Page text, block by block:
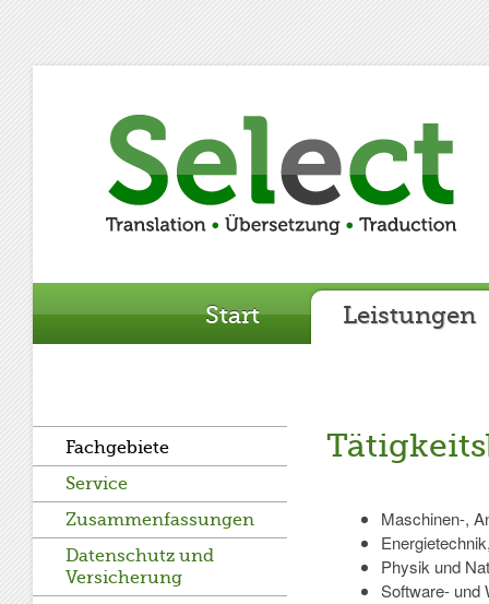
Start Leistungen
Maschinen-,
Physik und
Software- und
Leistungen
Fachgebiete
Service
Zusammenfassungen
Datenschutz und
Versicherung